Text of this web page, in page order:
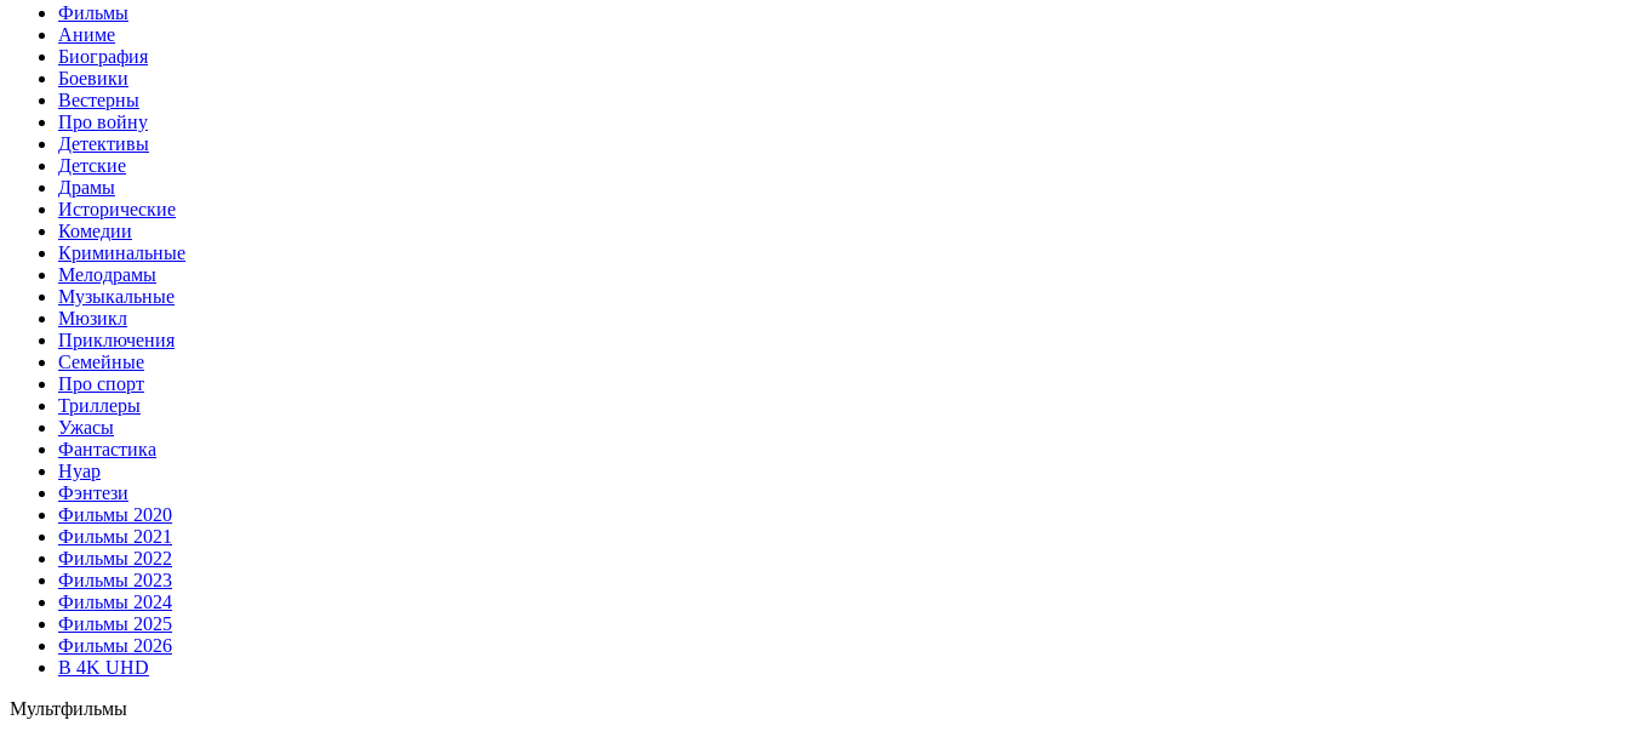
Фильмы
Аниме
Биография
Боевики
Вестерны
Про войну
Детективы
Детские
Драмы
Исторические
Комедии
Криминальные
Мелодрамы
Музыкальные
Мюзикл
Приключения
Семейные
Про спорт
Триллеры
Ужасы
Фантастика
Нуар
Фэнтези
Фильмы 2020
Фильмы 2021
Фильмы 2022
Фильмы 2023
Фильмы 2024
Фильмы 2025
Фильмы 2026
В 4K UHD
Мультфильмы